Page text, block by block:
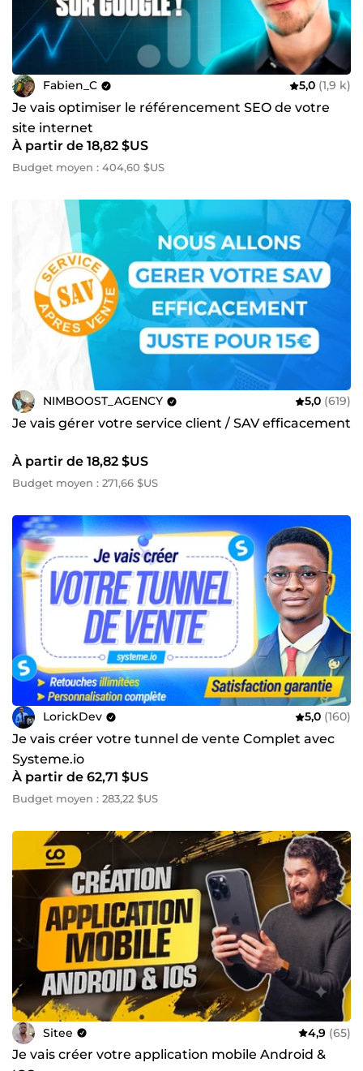
Fabien_C 5,0 (1,9 k)
Je vais optimiser le référencement SEO de votre
site internet
À partir de 18,82 $US
Budget moyen : 404,60 $US
NIMBOOST_AGENCY 5,0 (619)
Je vais gérer votre service client / SAV efficacement
À partir de 18,82 $US
Budget moyen : 271,66 $US
LorickDev 5,0 (160)
Je vais créer votre tunnel de vente Complet avec
Systeme.io
À partir de 62,71 $US
Budget moyen : 283,22 $US
Sitee 4,9 (65)
Je vais créer votre application mobile Android &